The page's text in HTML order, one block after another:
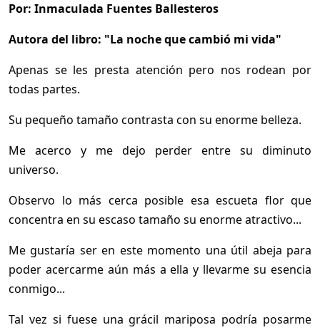
Por: Inmaculada Fuentes Ballesteros
Autora del libro: "La noche que cambió mi vida"
Apenas se les presta atención pero nos rodean por
todas partes.
Su pequeño tamaño contrasta con su enorme belleza.
Me acerco y me dejo perder entre su diminuto
universo.
Observo lo más cerca posible esa escueta flor que
concentra en su escaso tamaño su enorme atractivo...
Me gustaría ser en este momento una útil abeja para
poder acercarme aún más a ella y llevarme su esencia
conmigo...
Tal vez si fuese una grácil mariposa podría posarme